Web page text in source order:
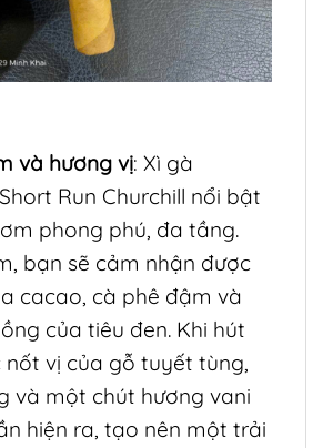
và hương vị: Xì gà
Run Churchill nổi bật
phong phú, đa tầng.
bạn sẽ cảm nhận được
cacao, cà phê đậm và
của tiêu đen. Khi hút
nốt vị của gỗ tuyết tùng,
và một chút hương vani
hiện ra, tạo nên một trải